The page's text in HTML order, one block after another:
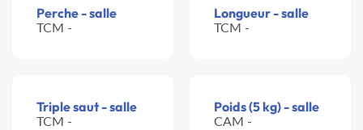
Perche - salle
TCM -
Longueur - salle
TCM -
Triple saut - salle
TCM -
Poids (5 kg) - salle
CAM -